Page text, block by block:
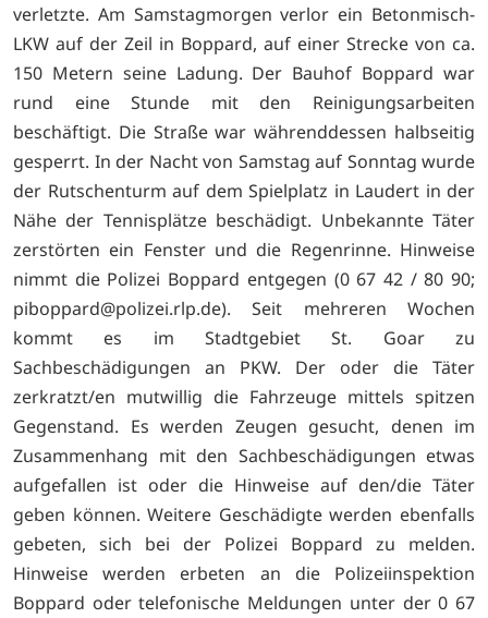
verletzte. Am Samstagmorgen verlor ein Betonmisch-
LKW auf der Zeil in Boppard, auf einer Strecke von ca.
150 Metern seine Ladung. Der Bauhof Boppard war
rund eine Stunde mit den Reinigungsarbeiten
beschäftigt. Die Straße war währenddessen halbseitig
gesperrt. In der Nacht von Samstag auf Sonntag wurde
der Rutschenturm auf dem Spielplatz in Laudert in der
Nähe der Tennisplätze beschädigt. Unbekannte Täter
zerstörten ein Fenster und die Regenrinne. Hinweise
nimmt die Polizei Boppard entgegen (0 67 42 / 80 90;
piboppard@polizei.rlp.de). Seit mehreren Wochen
kommt es im Stadtgebiet St. Goar zu
Sachbeschädigungen an PKW. Der oder die Täter
zerkratzt/en mutwillig die Fahrzeuge mittels spitzen
Gegenstand. Es werden Zeugen gesucht, denen im
Zusammenhang mit den Sachbeschädigungen etwas
aufgefallen ist oder die Hinweise auf den/die Täter
geben können. Weitere Geschädigte werden ebenfalls
gebeten, sich bei der Polizei Boppard zu melden.
Hinweise werden erbeten an die Polizeiinspektion
Boppard oder telefonische Meldungen unter der 0 67